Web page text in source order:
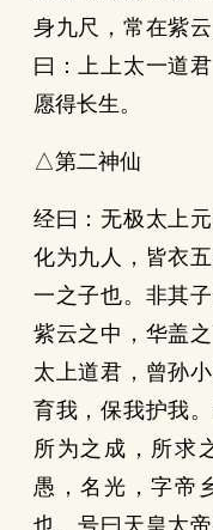
身九尺，常在紫
曰：上上太一道
愿得长生。
△第二神仙
经曰：无极太上
化为九人，皆衣
一之子也。非其
紫云之中，华盖
太上道君，曾孙
育我，保我护我
所为之成，所求
愚，名光，字帝
也。号曰天皇太